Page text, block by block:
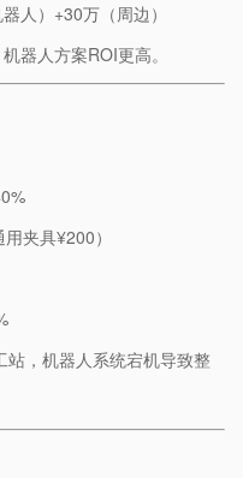
人）+30万（周边）
器人方案ROI更高。
夹具¥200）
，机器人系统宕机导致整